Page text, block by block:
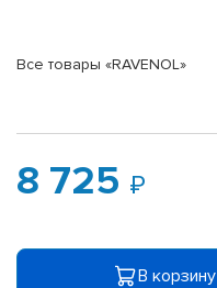
Все товары «RAVENOL»
8 725
В корзину